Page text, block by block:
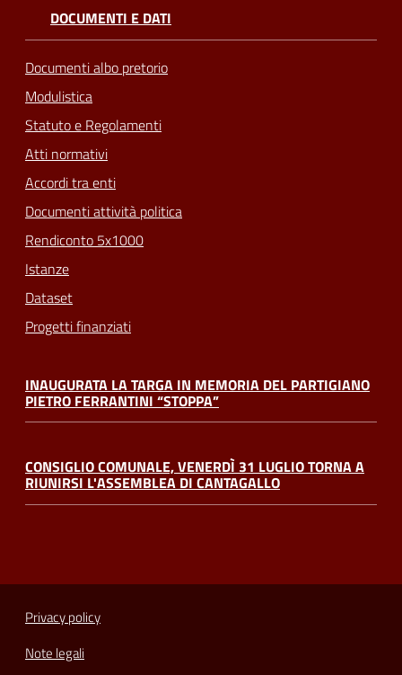
DOCUMENTI E DATI
Documenti albo pretorio
Modulistica
Statuto e Regolamenti
Atti normativi
Accordi tra enti
Documenti attività politica
Rendiconto 5x1000
Istanze
Dataset
Progetti finanziati
INAUGURATA LA TARGA IN MEMORIA DEL PARTIGIANO
PIETRO FERRANTINI “STOPPA”
CONSIGLIO COMUNALE, VENERDÌ 31 LUGLIO TORNA A
RIUNIRSI L'ASSEMBLEA DI CANTAGALLO
Privacy policy
Note legali